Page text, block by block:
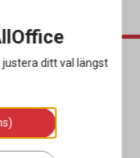
justera ditt val längst